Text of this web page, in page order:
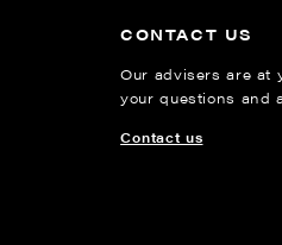
CONTACT US
Our advisers are at
your questions and
Contact us